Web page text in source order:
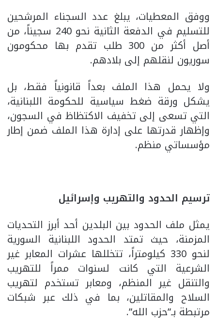
ووفق المعطيات، يبلغ عدد السجناء المرشحين
للتسليم في الدفعة الثانية نحو 240 سجيناً، من
أصل أكثر من 300 طلب تقدم بها محكومون
سوريون لنقلهم إلى بلادهم.
ولا يحمل هذا الملف بعداً قانونياً فقط، بل
يشكل ورقة ضغط سياسية للحكومة اللبنانية،
التي تسعى إلى تخفيف الاكتظاظ في السجون،
وإظهار قدرتها على إدارة هذا الملف ضمن إطار
مؤسساتي منظم.
ترسيم الحدود والتهريب وإسرائيل
يمثل ملف الحدود بين البلدين أحد أبرز التحديات
المزمنة، حيث تمتد الحدود اللبنانية السورية
لنحو 330 كيلومتراً، تتخللها عشرات المعابر غير
الشرعية التي كانت لسنوات ممراً للتهريب
والتنقل غير المنظم، ومعابر تستخدم لتهريب
السلاح والمقاتلين، بما في ذلك عبر شبكات
مرتبطة بـ”حزب الله”.